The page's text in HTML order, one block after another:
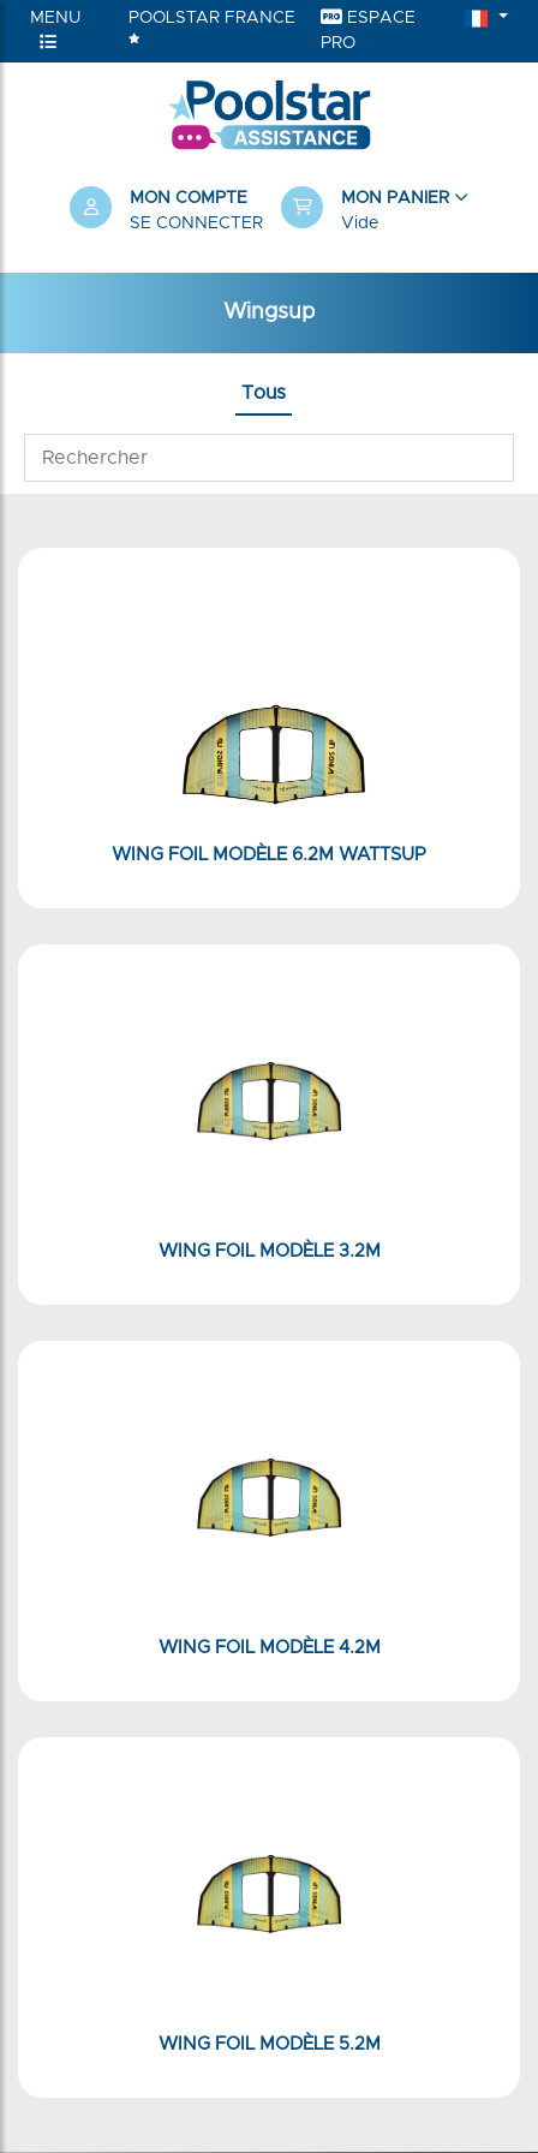
MENU POOLSTAR FRANCE
ESPACE
PRO
MON COMPTE
SE CONNECTER
MON PANIER
Vide
Wingsup
Tous
WING FOIL MODÈLE 6.2M WATTSUP
WING FOIL MODÈLE 3.2M
WING FOIL MODÈLE 4.2M
WING FOIL MODÈLE 5.2M